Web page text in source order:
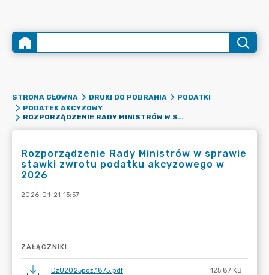
STRONA GŁÓWNA DRUKI DO POBRANIA
PODATKI
PODATEK AKCYZOWY
ROZPORZĄDZENIE RADY MINISTRÓW W SPRAWIE STAWKI ZWROTU PODATKU AKCYZOWEGO W 2026
Rozporządzenie Rady Ministrów w sprawie
stawki zwrotu podatku akcyzowego w
2026
2026-01-21 13:57
ZAŁĄCZNIKI
DzU2025poz.1875.pdf 125.87 KB